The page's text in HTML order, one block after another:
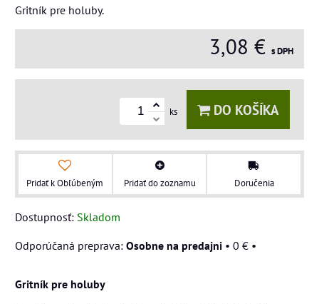
Gritník pre holuby.
3,08 € s DPH
ks DO KOŠÍKA
Pridať k Obľúbeným Pridať do zoznamu Doručenia
Dostupnosť: Skladom
Osobne na predajni • 0 € •
Gritník pre holuby